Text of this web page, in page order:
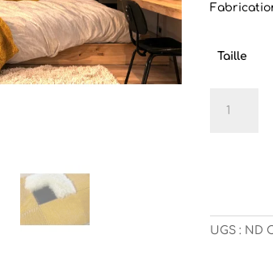
Taille
UGS : ND